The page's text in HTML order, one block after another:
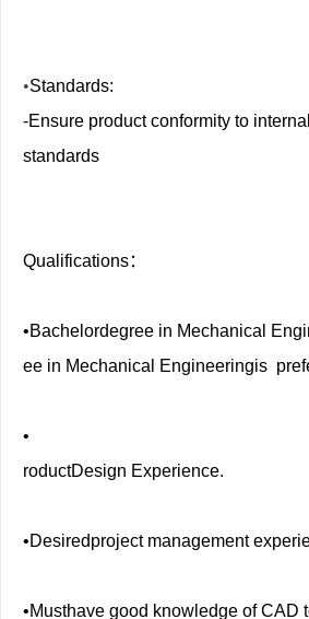
•Standards:
-Ensure product conformity to
standards
Qualifications：
•Bachelordegree in Mechanical
ee in Mechanical Engineeringis
•
roductDesign Experience.
•Desiredproject management
•Musthave good knowledge of CAD